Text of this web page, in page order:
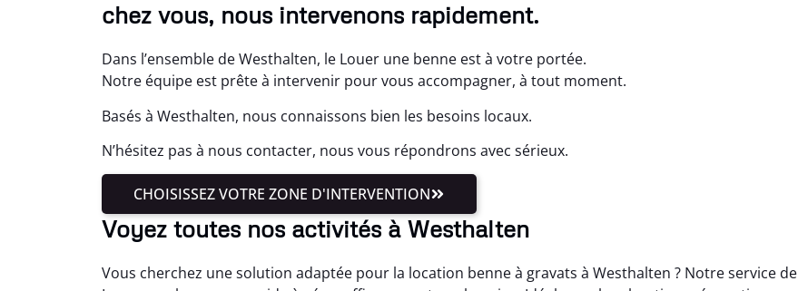
chez vous, nous intervenons rapidement.
Dans l’ensemble de Westhalten, le Louer une benne est à votre portée.
Notre équipe est prête à intervenir pour vous accompagner, à tout moment.
Basés à Westhalten, nous connaissons bien les besoins locaux.
N’hésitez pas à nous contacter, nous vous répondrons avec sérieux.
CHOISISSEZ VOTRE ZONE D'INTERVENTION
Voyez toutes nos activités à Westhalten
Vous cherchez une solution adaptée pour la location benne à gravats à Westhalten ? Notre service de